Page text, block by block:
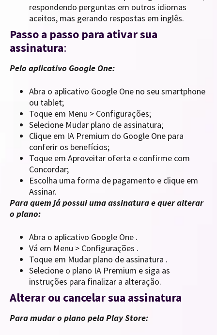
respondendo perguntas em outros idiomas
aceitos, mas gerando respostas em inglês.
Passo a passo para ativar sua
assinatura:
Pelo aplicativo Google One:
Abra o aplicativo Google One no seu smartphone
ou tablet;
Toque em Menu > Configurações;
Selecione Mudar plano de assinatura;
Clique em IA Premium do Google One para
conferir os benefícios;
Toque em Aproveitar oferta e confirme com
Concordar;
Escolha uma forma de pagamento e clique em
Assinar.
Para quem já possui uma assinatura e quer alterar
o plano:
Abra o aplicativo Google One .
Vá em Menu > Configurações .
Toque em Mudar plano de assinatura .
Selecione o plano IA Premium e siga as
instruções para finalizar a alteração.
Alterar ou cancelar sua assinatura
Para mudar o plano pela Play Store: